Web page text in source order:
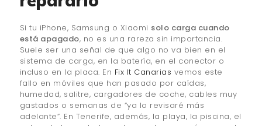
Si tu iPhone, Samsung o Xiaomi solo carga cuando
está apagado, no es una rareza sin importancia.
Suele ser una señal de que algo no va bien en el
sistema de carga, en la batería, en el conector o
incluso en la placa. En Fix It Canarias vemos este
fallo en móviles que han pasado por caídas,
humedad, salitre, cargadores de coche, cables muy
gastados o semanas de “ya lo revisaré más
adelante”. En Tenerife, además, la playa, la piscina, el